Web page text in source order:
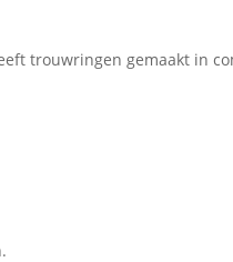
trouwringen gemaakt in